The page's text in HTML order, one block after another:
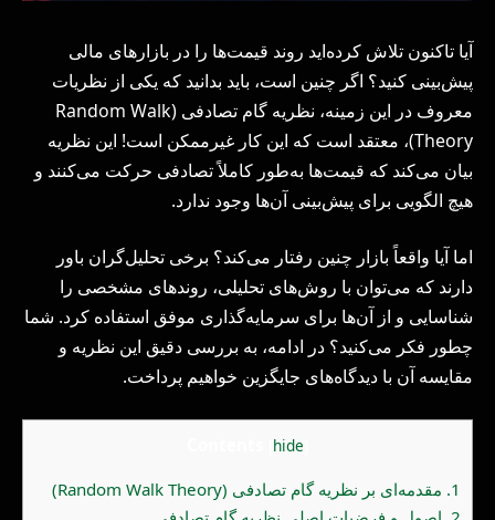
آیا تاکنون تلاش کرده‌اید روند قیمت‌ها را در بازارهای مالی
پیش‌بینی کنید؟ اگر چنین است، باید بدانید که یکی از نظریات
معروف در این زمینه، نظریه گام تصادفی (Random Walk
Theory)، معتقد است که این کار غیرممکن است! این نظریه
بیان می‌کند که قیمت‌ها به‌طور کاملاً تصادفی حرکت می‌کنند و
هیچ الگویی برای پیش‌بینی آن‌ها وجود ندارد.
اما آیا واقعاً بازار چنین رفتار می‌کند؟ برخی تحلیل‌گران باور
دارند که می‌توان با روش‌های تحلیلی، روندهای مشخصی را
شناسایی و از آن‌ها برای سرمایه‌گذاری موفق استفاده کرد. شما
چطور فکر می‌کنید؟ در ادامه، به بررسی دقیق این نظریه و
مقایسه آن با دیدگاه‌های جایگزین خواهیم پرداخت.
hide
1. مقدمه‌ای بر نظریه گام تصادفی (Random Walk Theory)